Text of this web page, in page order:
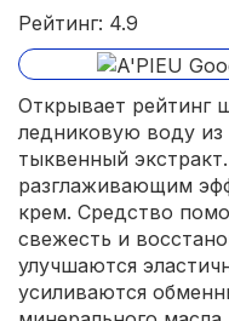
Рейтинг: 4.9
Открывает рейтинг
ледниковую воду из
тыквенный
разглаживающим
крем. Средство
свежесть и
улучшаются
усиливаются